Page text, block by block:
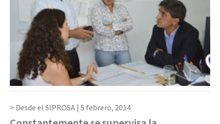
Desde el SIPROSA | 5 febrero, 2014